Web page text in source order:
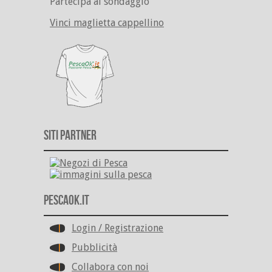
Vinci maglietta cappellino
Siti Partner
PescaOk.it
Login / Registrazione
Pubblicità
Collabora con noi